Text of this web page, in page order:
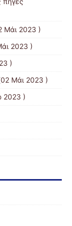
Μάι 2023 )
2023 )
)
Μάι 2023 )
2023 )